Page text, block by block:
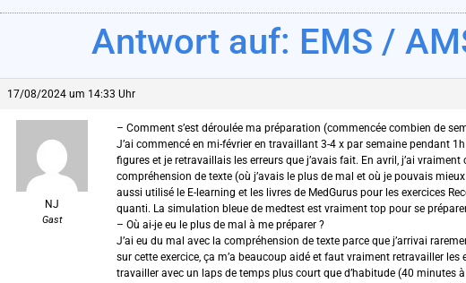
Antwort auf: EMS /
17/08/2024 um 14:33 Uhr
NJ
Gast
– Comment s’est déroulée ma préparation (commencée combien de
J’ai commencé en mi-février en travaillant 3-4 x par semaine pendant
figures et je retravaillais les erreurs que j’avais fait. En avril, j’ai
compréhension de texte (où j’avais le plus de mal et où je pouvais
aussi utilisé le E-learning et les livres de MedGurus pour les exercices
quanti. La simulation bleue de medtest est vraiment top pour se
– Où ai-je eu le plus de mal à me préparer ?
J’ai eu du mal avec la compréhension de texte parce que j’arrivai
sur cette exercice, ça m’a beaucoup aidé et faut vraiment retravailler
travailler avec un laps de temps plus court que d’habitude (40 minutes